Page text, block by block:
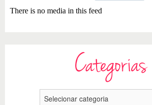
There is no media in this feed
Categorias